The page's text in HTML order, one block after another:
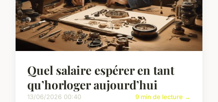
Quel salaire espérer en tant
qu’horloger aujourd’hui
13/06/2026 00:40 9 min de lecture →